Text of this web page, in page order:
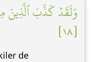
وَلَقَدۡ كَذَّبَ
[١٨]
de